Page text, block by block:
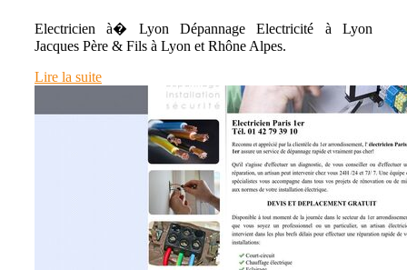
Electricien à� Lyon Dépannage Electricité à Lyon
Jacques Père & Fils à Lyon et Rhône Alpes.
Lire la suite